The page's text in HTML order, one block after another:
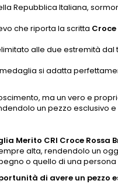
Repubblica Italiana,
che riporta la scritta
alle due estremità
si adatta
ma un vero e
un pezzo esclusivo
Merito CRI Croce Rossa
alta, rendendolo un
o quello di una persona
di avere un pezzo